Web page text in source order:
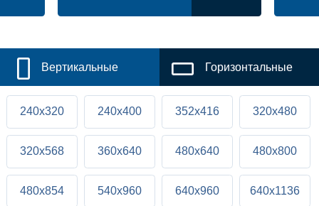
Вертикальные Горизонтальные
240x320 240x400 352x416 320x480
320x568 360x640 480x640 480x800
480x854 540x960 640x960 640x1136